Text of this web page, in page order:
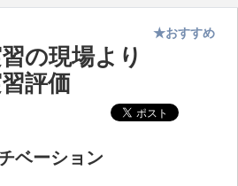
の現場より
習評価
★おすすめ
ベーション